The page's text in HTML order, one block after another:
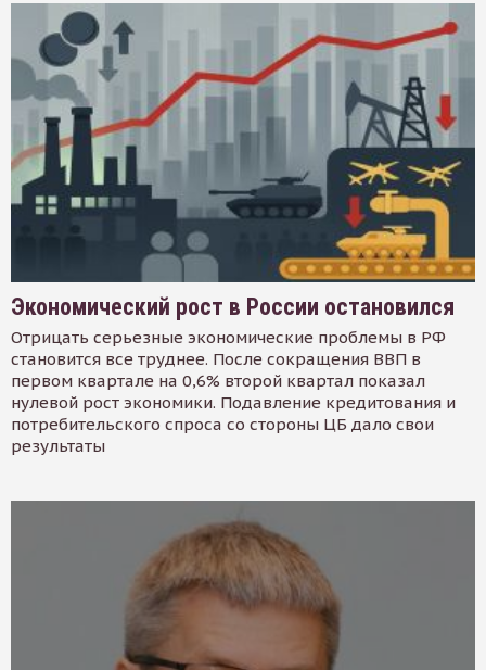
Экономический рост в России остановился
Отрицать серьезные экономические проблемы в РФ
становится все труднее. После сокращения ВВП в
первом квартале на 0,6% второй квартал показал
нулевой рост экономики. Подавление кредитования и
потребительского спроса со стороны ЦБ дало свои
результаты